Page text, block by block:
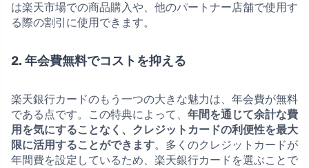
は楽天市場での商品購入や、他のパートナー店舗で使用す
る際の割引に使用できます。
2. 年会費無料でコストを抑える
楽天銀行カードのもう一つの大きな魅力は、年会費が無料
である点です。この特典によって、 年間を通じて余計な費
用を気にすることなく、クレジットカードの利便性を最大
限に活用することができます。多くのクレジットカードが
年間費を設定しているため、楽天銀行カードを選ぶことで